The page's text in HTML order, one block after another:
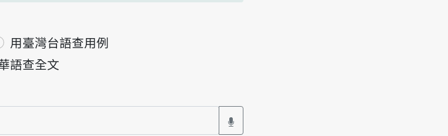
用臺灣台語查用例
語查全文